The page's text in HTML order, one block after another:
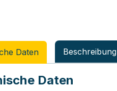
Daten Beschreibung
Daten